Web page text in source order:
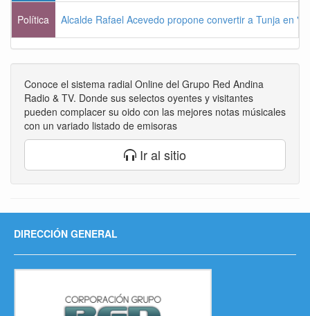
Política Alcalde Rafael Acevedo propone convertir a Tunja en
Conoce el sistema radial Online del Grupo Red Andina
Radio & TV. Donde sus selectos oyentes y visitantes
pueden complacer su oido con las mejores notas músicales
con un variado listado de emisoras
Ir al sitio
DIRECCIÓN GENERAL